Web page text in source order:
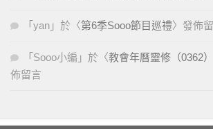
「 yan 」於〈第6季Sooo節目巡禮〉發佈
「 Sooo小編 」於〈教會年曆靈修（0362
佈留言